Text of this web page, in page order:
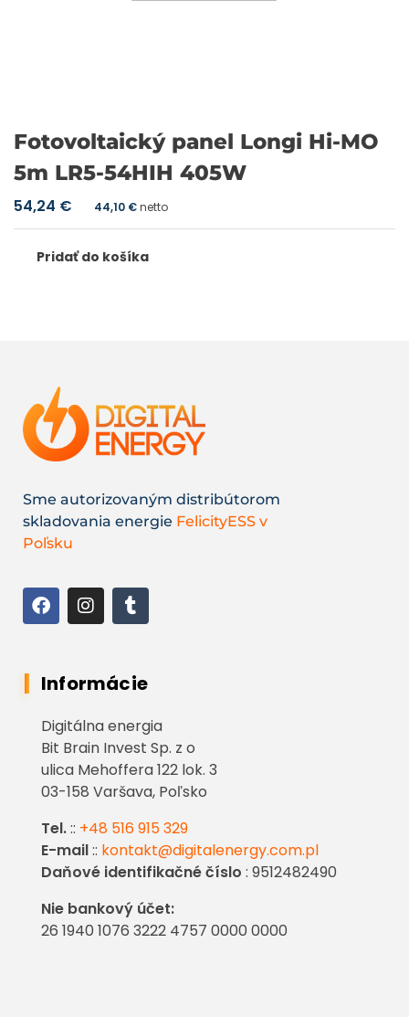
Fotovoltaický panel Longi Hi-MO
5m LR5-54HIH 405W
54,24 € 44,10 €netto
Pridať do košíka
Sme autorizovaným distribútorom
skladovania energie FelicityESS v
Poľsku
Informácie
Digitálna energia
Bit Brain Invest Sp. z o
ulica Mehoffera 122 lok. 3
03-158 Varšava, Poľsko
Tel.:: +48 516 915 329
E-mail:: kontakt@digitalenergy.com.pl
Daňové identifikačné číslo : 9512482490
Nie bankový účet:
26 1940 1076 3222 4757 0000 0000